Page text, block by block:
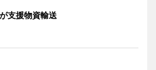
支援物資輸送